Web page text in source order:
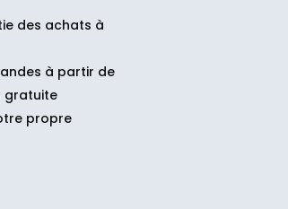
des achats à
à partir de
gratuite
propre